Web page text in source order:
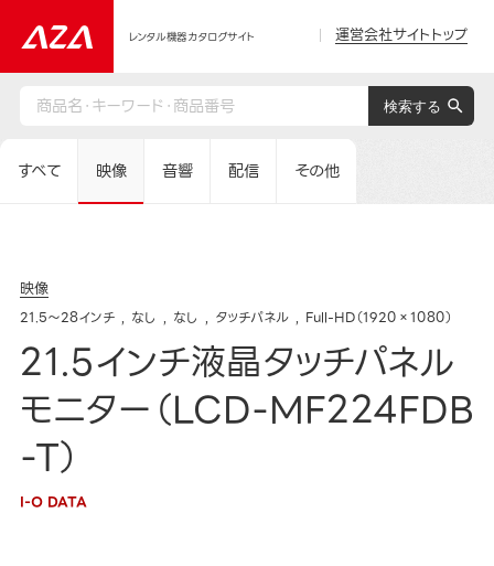
レンタル機器カタログサイト 運営会社サイトトップ
すべて 映像 音響 配信 その他
映像
21.5～28インチ なし なし タッチパネル Full-HD（1920×1080）
21.5インチ液晶タッチパネル
モニター（LCD-MF224FDB
-T）
I-O DATA